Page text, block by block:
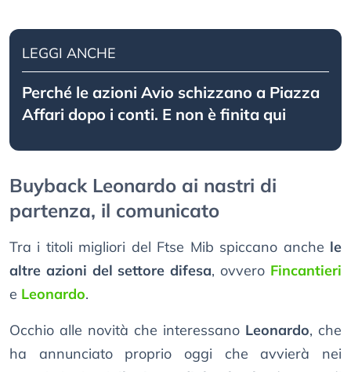
LEGGI ANCHE
Perché le azioni Avio schizzano a Piazza
Affari dopo i conti. E non è finita qui
Buyback Leonardo ai nastri di
partenza, il comunicato
Tra i titoli migliori del Ftse Mib spiccano anche le
altre azioni del settore difesa, ovvero Fincantieri
e Leonardo.
Occhio alle novità che interessano Leonardo, che
ha annunciato proprio oggi che avvierà nei